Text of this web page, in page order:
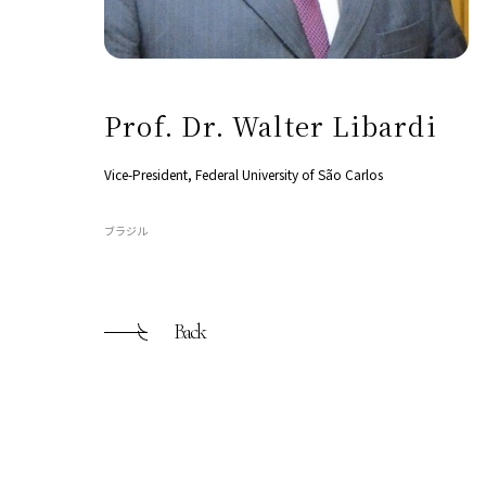
Prof. Dr. Walter Libardi
Vice-President, Federal University of São Carlos
ブラジル
Back